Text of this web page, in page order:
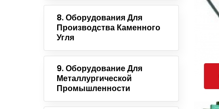
8. Оборудования Для
Производства Каменного
Угля
9. Оборудование Для
Металлургической
Промышленности